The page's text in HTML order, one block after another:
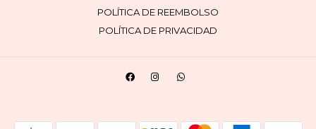
POLÍTICA DE REEMBOLSO
POLÍTICA DE PRIVACIDAD